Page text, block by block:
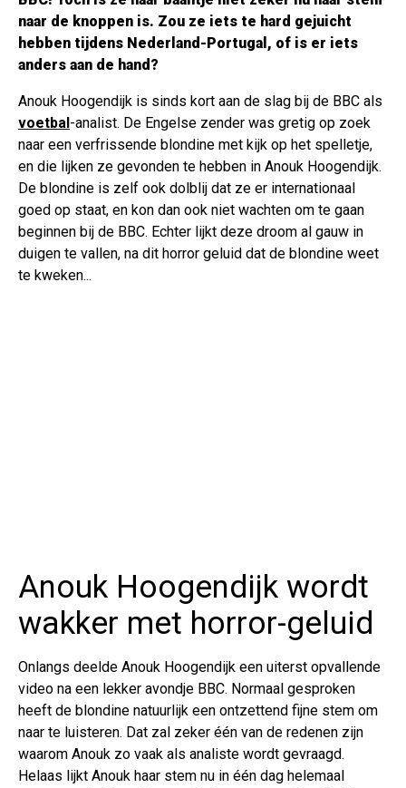
naar de knoppen is. Zou ze iets te hard gejuicht
hebben tijdens Nederland-Portugal, of is er iets
anders aan de hand?
Anouk Hoogendijk is sinds kort aan de slag bij de BBC als
voetbal -analist. De Engelse zender was gretig op zoek
naar een verfrissende blondine met kijk op het spelletje,
en die lijken ze gevonden te hebben in Anouk Hoogendijk.
De blondine is zelf ook dolblij dat ze er internationaal
goed op staat, en kon dan ook niet wachten om te gaan
beginnen bij de BBC. Echter lijkt deze droom al gauw in
duigen te vallen, na dit horror geluid dat de blondine weet
te kweken...
Anouk Hoogendijk wordt
wakker met horror-geluid
Onlangs deelde Anouk Hoogendijk een uiterst opvallende
video na een lekker avondje BBC. Normaal gesproken
heeft de blondine natuurlijk een ontzettend fijne stem om
naar te luisteren. Dat zal zeker één van de redenen zijn
waarom Anouk zo vaak als analiste wordt gevraagd.
Helaas lijkt Anouk haar stem nu in één dag helemaal